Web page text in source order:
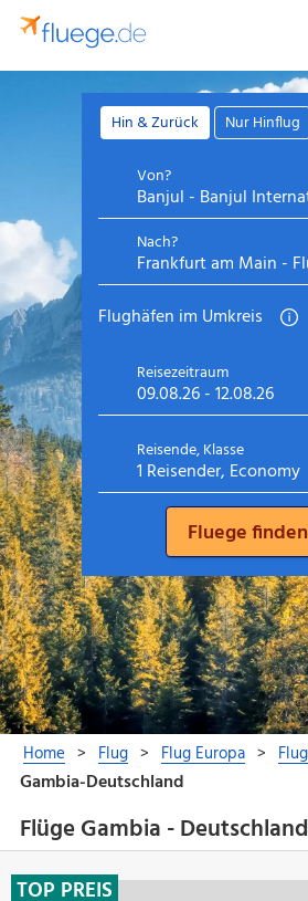
Flüge Gambia - Deutschland
TOP PREIS